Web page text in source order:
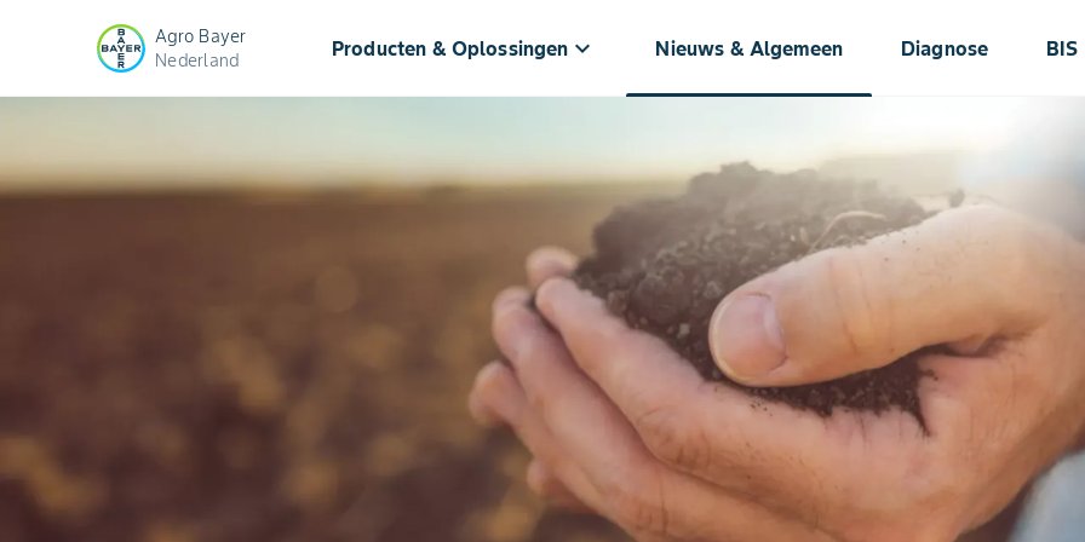
Agro Bayer
Nederland
Producten & Oplossingen keyboard_arrow_down Nieuws & Algemeen Diagnose BIS